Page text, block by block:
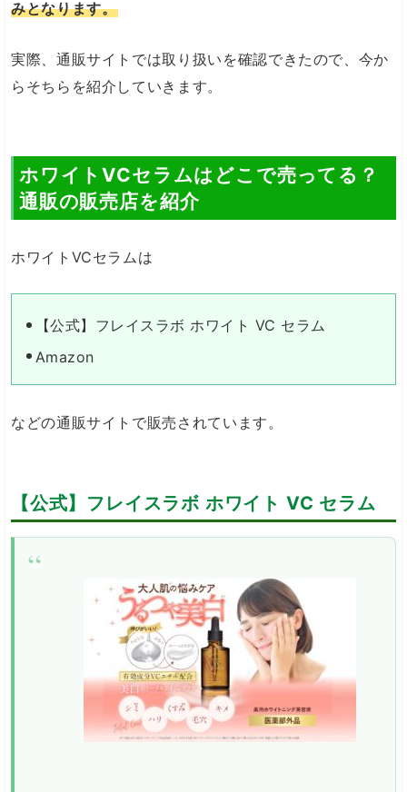
みとなります。
実際、通販サイトでは取り扱いを確認できたので、今か
らそちらを紹介していきます。
ホワイトVCセラムはどこで売ってる？
通販の販売店を紹介
ホワイトVCセラムは
【公式】フレイスラボ ホワイト VC セラム
Amazon
などの通販サイトで販売されています。
【公式】フレイスラボ ホワイト VC セラム